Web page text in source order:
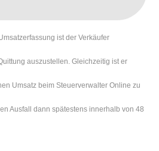
ist der Verkäufer
auszustellen. Gleichzeitig ist er
Umsatz beim Steuerverwalter Online zu
Ausfall dann spätestens innerhalb von 48